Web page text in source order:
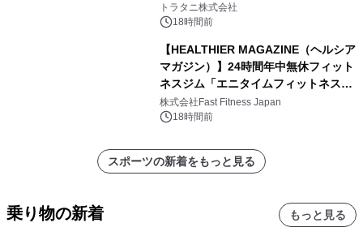
トラタニ株式会社
18時間前
【HEALTHIER MAGAZINE（ヘルシア
マガジン）】24時間年中無休フィット
ネスジム「エニタイムフィットネス」
のウェブマガジン更新中！ ＜世界
6,000店舗目は、東京・西小山に。エ
を聞きました。＞
株式会社Fast Fitness Japan
18時間前
スポーツの新着をもっと見る
乗り物の新着 もっと見る